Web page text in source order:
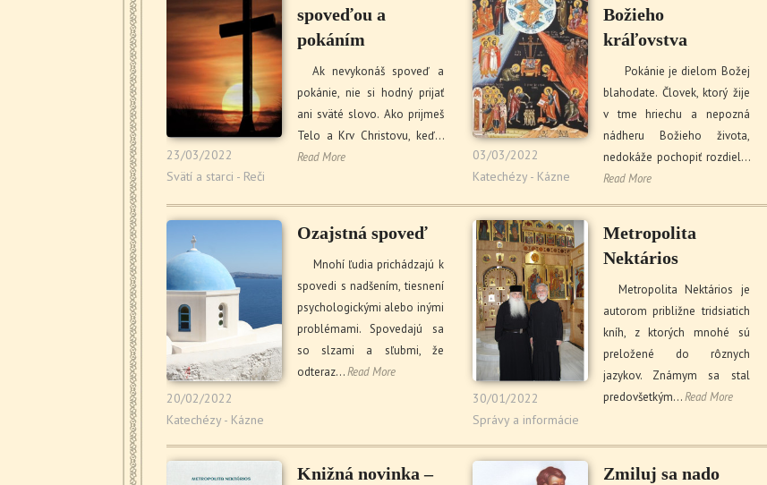
23/03/2022
Svätí a starci - Reči
spoveďou a
pokáním
Ak nevykonáš spoveď a
pokánie, nie si hodný prijať
ani sväté slovo. Ako prijmeš
Telo a Krv Christovu, keď…
Read More
03/03/2022
Katechézy - Kázne
Božieho
kráľovstva
Pokánie je dielom Božej
blahodate. Človek, ktorý žije
v tme hriechu a nepozná
nádheru Božieho života,
nedokáže pochopiť rozdiel…
Read More
20/02/2022
Katechézy - Kázne
Ozajstná spoveď
Mnohí ľudia prichádzajú k
spovedi s nadšením, tiesnení
psychologickými alebo inými
problémami. Spovedajú sa
so slzami a sľubmi, že
odteraz…Read More
30/01/2022
Správy a informácie
Metropolita
Nektários
Metropolita Nektários je
autorom približne tridsiatich
kníh, z ktorých mnohé sú
preložené do rôznych
jazykov. Známym sa stal
predovšetkým…Read More
Knižná novinka –
Zmiluj sa nado